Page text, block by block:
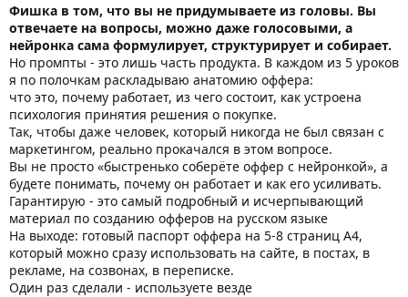
Фишка в том, что вы не придумываете из головы. Вы
отвечаете на вопросы, можно даже голосовыми, а
нейронка сама формулирует, структурирует и собирает.
Но промпты - это лишь часть продукта. В каждом из 5 уроков
я по полочкам раскладываю анатомию оффера:
что это, почему работает, из чего состоит, как устроена
психология принятия решения о покупке.
Так, чтобы даже человек, который никогда не был связан с
маркетингом, реально прокачался в этом вопросе.
Вы не просто «быстренько соберёте оффер с нейронкой», а
будете понимать, почему он работает и как его усиливать.
Гарантирую - это самый подробный и исчерпывающий
материал по созданию офферов на русском языке
На выходе: готовый паспорт оффера на 5-8 страниц А4,
который можно сразу использовать на сайте, в постах, в
рекламе, на созвонах, в переписке.
Один раз сделали - используете везде